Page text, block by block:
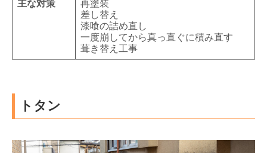
主な対策
再塗装
差し替え
漆喰の詰め直し
一度崩してから真っ直ぐに積み直す
葺き替え工事
トタン